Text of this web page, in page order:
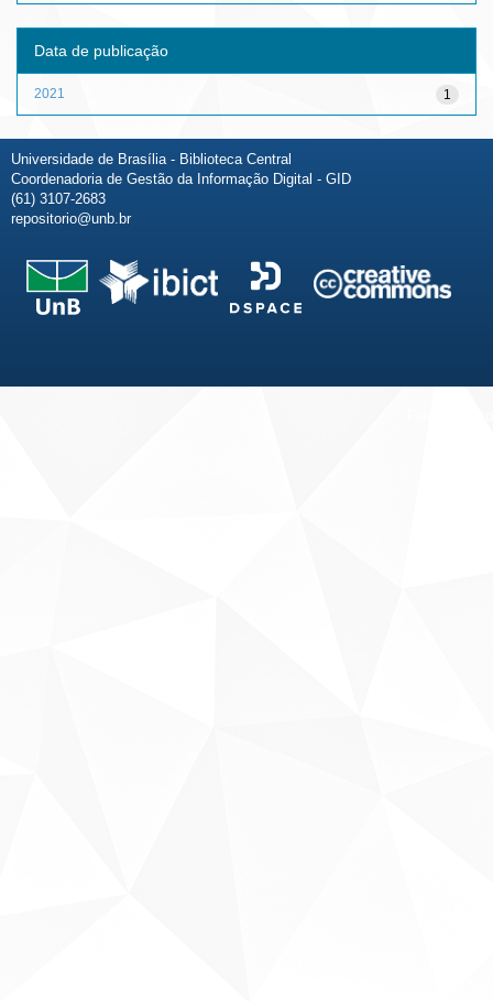
Data de publicação
1
2021
Universidade de Brasília - Biblioteca Central
Coordenadoria de Gestão da Informação Digital - GID
(61) 3107-2683
repositorio@unb.br